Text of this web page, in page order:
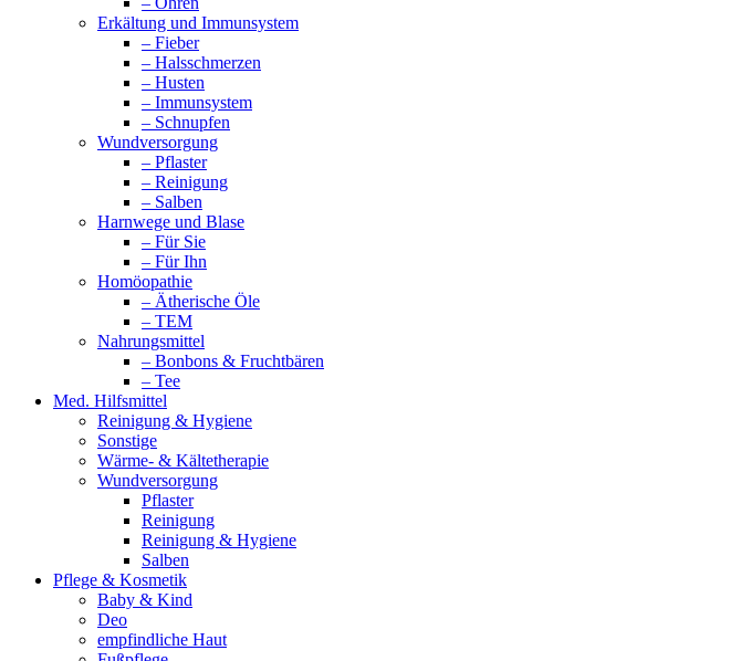
Erkältung und Immunsystem
– Fieber
– Halsschmerzen
– Husten
– Immunsystem
– Schnupfen
Wundversorgung
– Pflaster
– Reinigung
– Salben
Harnwege und Blase
– Für Sie
– Für Ihn
Homöopathie
– Ätherische Öle
– TEM
Nahrungsmittel
– Bonbons & Fruchtbären
– Tee
Med. Hilfsmittel
Reinigung & Hygiene
Sonstige
Wärme- & Kältetherapie
Wundversorgung
Pflaster
Reinigung
Reinigung & Hygiene
Salben
Pflege & Kosmetik
Baby & Kind
Deo
empfindliche Haut